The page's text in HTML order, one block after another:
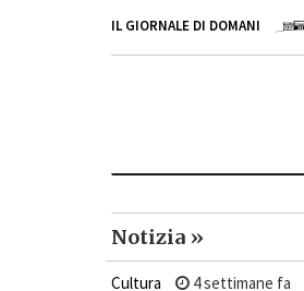
IL GIORNALE DI DOMANI
Notizia »
Cultura 4 settimane fa